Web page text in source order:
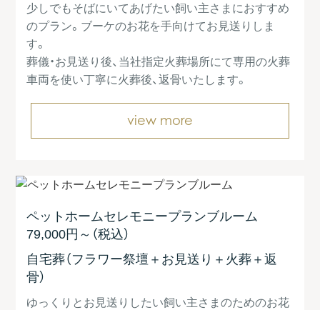
少しでもそばにいてあげたい飼い主さまにおすすめ
のプラン。ブーケのお花を手向けてお見送りしま
す。
葬儀・お見送り後、当社指定火葬場所にて専用の火葬
車両を使い丁寧に火葬後、返骨いたします。
view more
ペットホームセレモニープランブルーム
79,000円～ （税込）
自宅葬（フラワー祭壇＋お見送り＋火葬＋返
骨）
ゆっくりとお見送りしたい飼い主さまのためのお花